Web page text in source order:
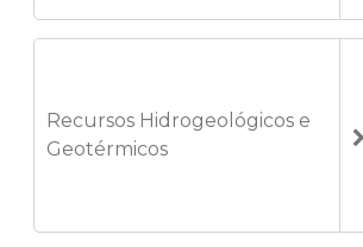
Recursos Hidrogeológicos e
Geotérmicos